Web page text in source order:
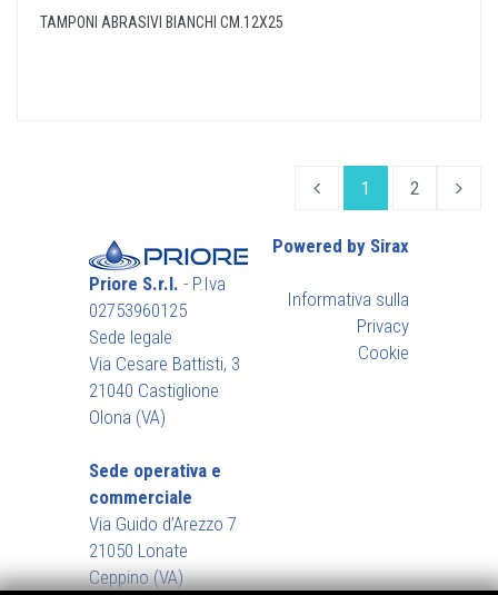
TAMPONI ABRASIVI BIANCHI CM.12X25
1 2
Priore S.r.l. - P.Iva
02753960125
Sede legale
Via Cesare Battisti, 3
21040 Castiglione
Olona (VA)
Sede operativa e
commerciale
Via Guido d’Arezzo 7
21050 Lonate
Ceppino (VA)
Powered by Sirax
Informativa sulla
Privacy
Cookie